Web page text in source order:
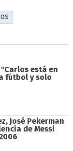
está en
fútbol y solo
José Pekerman
de Messi